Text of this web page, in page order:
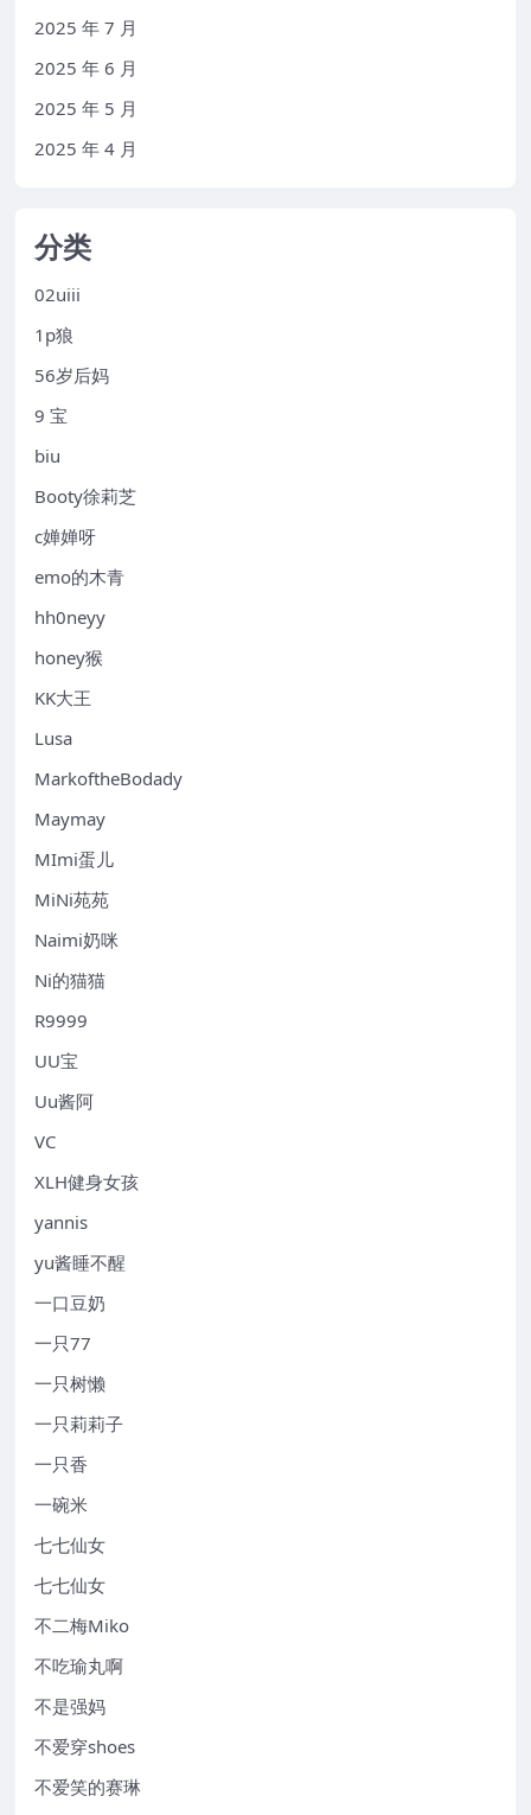
2025 年 7 月
2025 年 6 月
2025 年 5 月
2025 年 4 月
分类
02uiii
1p狼
56岁后妈
9 宝
biu
Booty徐莉芝
c婵婵呀
emo的木青
hh0neyy
honey猴
KK大王
Lusa
MarkoftheBodady
Maymay
MImi蛋儿
MiNi苑苑
Naimi奶咪
Ni的猫猫
R9999
UU宝
Uu酱阿
VC
XLH健身女孩
yannis
yu酱睡不醒
一口豆奶
一只77
一只树懒
一只莉莉子
一只香
一碗米
七七仙女
七七仙女
不二梅Miko
不吃瑜丸啊
不是强妈
不爱穿shoes
不爱笑的赛琳